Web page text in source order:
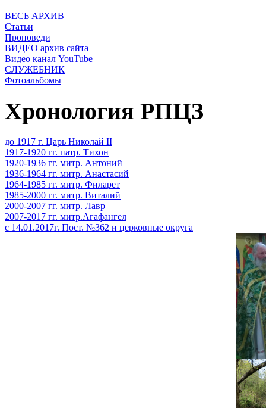
ВЕСЬ АРХИВ
Статьи
Проповеди
ВИДЕО архив сайта
Видео канал YouTube
СЛУЖЕБНИК
Фотоальбомы
Хронология РПЦЗ
до 1917 г. Царь Николай II
1917-1920 гг. патр. Тихон
1920-1936 гг. митр. Антоний
1936-1964 гг. митр. Анастасий
1964-1985 гг. митр. Филарет
1985-2000 гг. митр. Виталий
2000-2007 гг. митр. Лавр
2007-2017 гг. митр.Агафангел
с 14.01.2017г. Пост. №362 и церковные округа